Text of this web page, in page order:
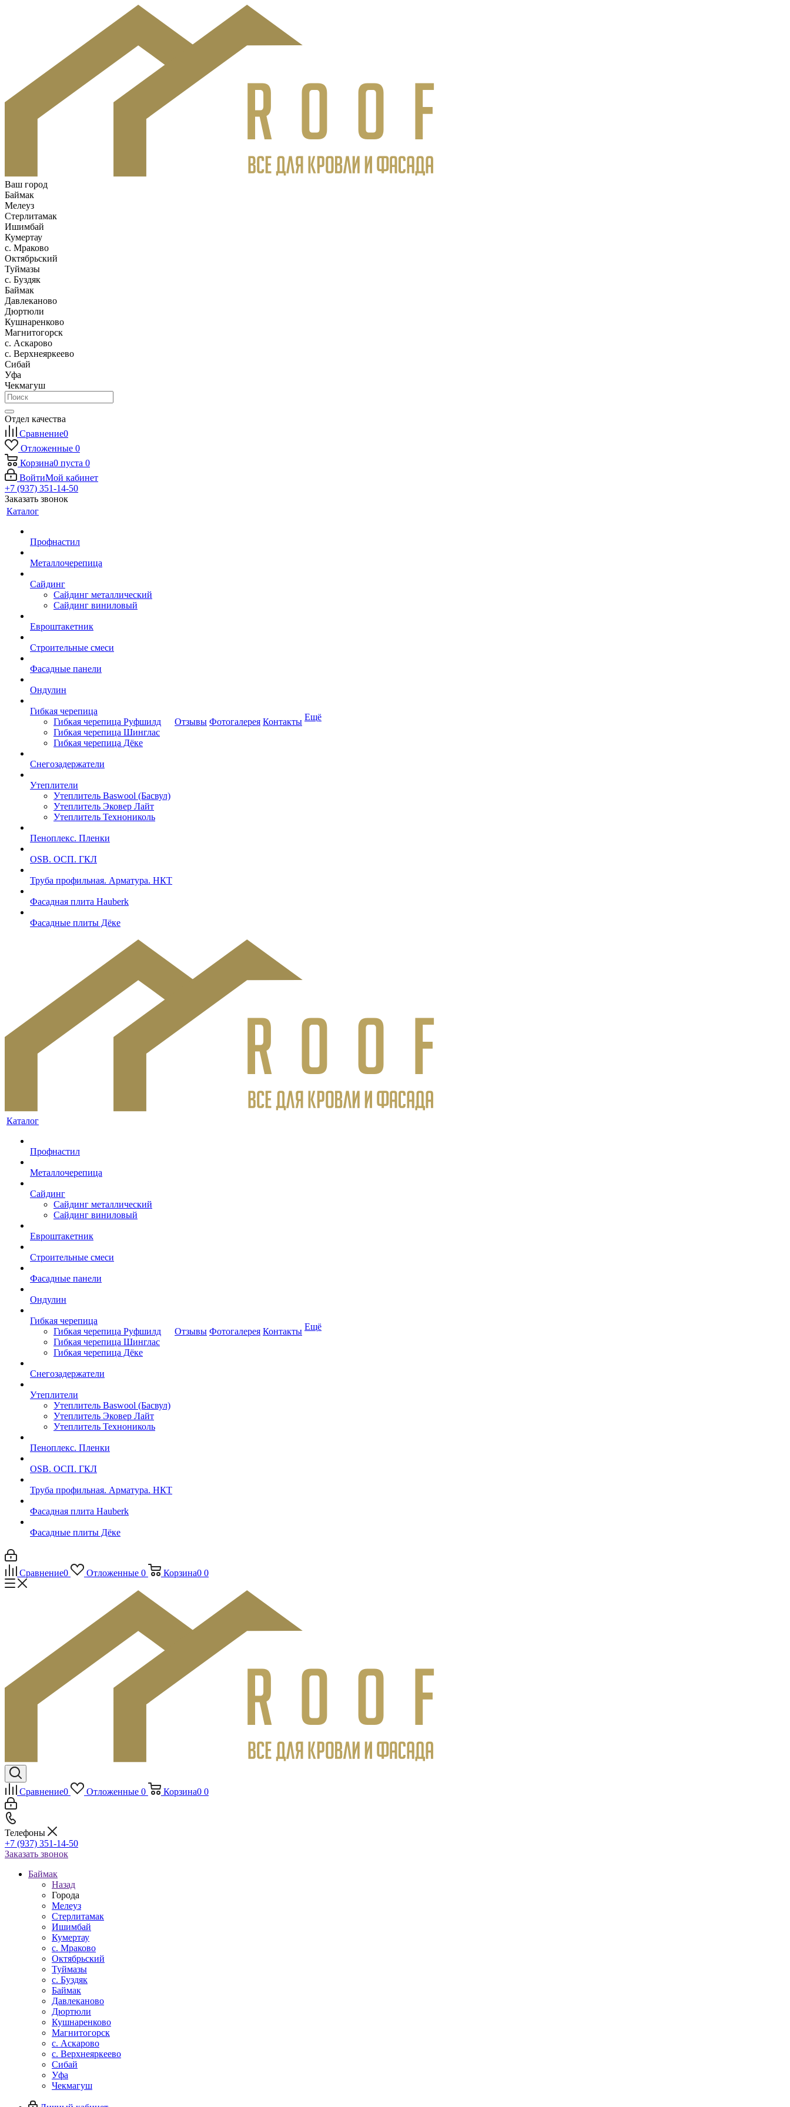
Ваш город
Баймак
Мелеуз
Стерлитамак
Ишимбай
Кумертау
c. Мраково
Октябрьский
Туймазы
c. Буздяк
Баймак
Давлеканово
Дюртюли
Кушнаренково
Магнитогорск
с. Аскарово
с. Верхнеяркеево
Сибай
Уфа
Чекмагуш
Отдел качества
Сравнение0
Отложенные 0
Корзина0 пуста 0
ВойтиМой кабинет
+7 (937) 351-14-50
Заказать звонок
Каталог
Профнастил
Металлочерепица
Сайдинг
Сайдинг металлический
Сайдинг виниловый
Евроштакетник
Строительные смеси
Фасадные панели
Ондулин
Гибкая черепица
Гибкая черепица Руфшилд
Гибкая черепица Шинглас
Гибкая черепица Дёке
Снегозадержатели
Утеплители
Утеплитель Baswool (Басвул)
Утеплитель Эковер Лайт
Утеплитель Технониколь
Пеноплекс. Пленки
OSB. ОСП. ГКЛ
Труба профильная. Арматура. НКТ
Фасадная плита Hauberk
Фасадные плиты Дёке
Отзывы Фотогалерея Контакты Ещё
Каталог
Профнастил
Металлочерепица
Сайдинг
Сайдинг металлический
Сайдинг виниловый
Евроштакетник
Строительные смеси
Фасадные панели
Ондулин
Гибкая черепица
Гибкая черепица Руфшилд
Гибкая черепица Шинглас
Гибкая черепица Дёке
Снегозадержатели
Утеплители
Утеплитель Baswool (Басвул)
Утеплитель Эковер Лайт
Утеплитель Технониколь
Пеноплекс. Пленки
OSB. ОСП. ГКЛ
Труба профильная. Арматура. НКТ
Фасадная плита Hauberk
Фасадные плиты Дёке
Отзывы Фотогалерея Контакты Ещё
Сравнение0 Отложенные 0 Корзина0 0
Сравнение0 Отложенные 0 Корзина0 0
Телефоны
+7 (937) 351-14-50
Заказать звонок
Баймак
Назад
Города
Мелеуз
Стерлитамак
Ишимбай
Кумертау
c. Мраково
Октябрьский
Туймазы
c. Буздяк
Баймак
Давлеканово
Дюртюли
Кушнаренково
Магнитогорск
с. Аскарово
с. Верхнеяркеево
Сибай
Уфа
Чекмагуш